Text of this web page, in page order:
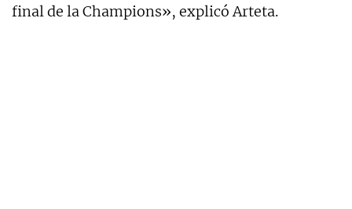
final de la Champions», explicó Arteta.